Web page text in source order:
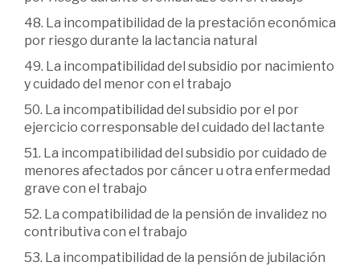
48. La incompatibilidad de la prestación económica
por riesgo durante la lactancia natural
49. La incompatibilidad del subsidio por nacimiento
y cuidado del menor con el trabajo
50. La incompatibilidad del subsidio por el por
ejercicio corresponsable del cuidado del lactante
51. La incompatibilidad del subsidio por cuidado de
menores afectados por cáncer u otra enfermedad
grave con el trabajo
52. La compatibilidad de la pensión de invalidez no
contributiva con el trabajo
53. La incompatibilidad de la pensión de jubilación